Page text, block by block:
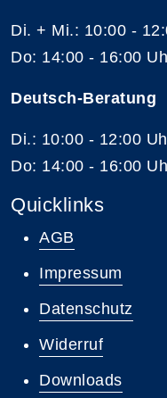
Di. + Mi.: 10:00 -
Do: 14:00 - 16:00
Deutsch-Beratung
Di.: 10:00 - 12:00
Do: 14:00 - 16:00
Quicklinks
AGB
Impressum
Datenschutz
Widerruf
Downloads